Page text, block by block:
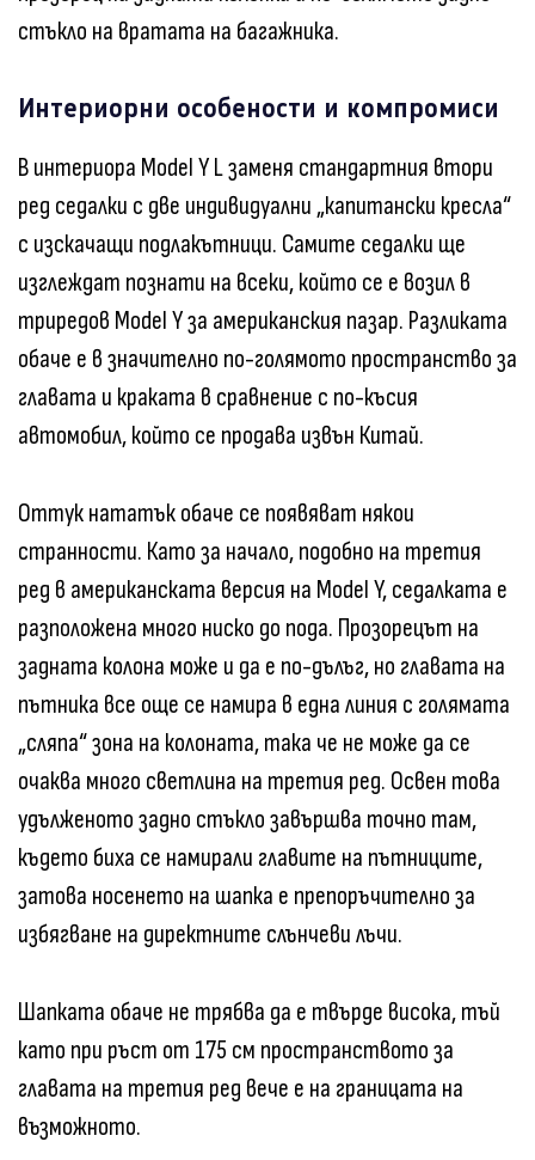
стъкло на вратата на багажника.
Интериорни особености и компромиси
В интериора Model Y L заменя стандартния втори
ред седалки с две индивидуални „капитански кресла“
с изскачащи подлакътници. Самите седалки ще
изглеждат познати на всеки, който се е возил в
триредов Model Y за американския пазар. Разликата
обаче е в значително по-голямото пространство за
главата и краката в сравнение с по-късия
автомобил, който се продава извън Китай.
Оттук нататък обаче се появяват някои
странности. Като за начало, подобно на третия
ред в американската версия на Model Y, седалката е
разположена много ниско до пода. Прозорецът на
задната колона може и да е по-дълъг, но главата на
пътника все още се намира в една линия с голямата
„сляпа“ зона на колоната, така че не може да се
очаква много светлина на третия ред. Освен това
удълженото задно стъкло завършва точно там,
където биха се намирали главите на пътниците,
затова носенето на шапка е препоръчително за
избягване на директните слънчеви лъчи.
Шапката обаче не трябва да е твърде висока, тъй
като при ръст от 175 см пространството за
главата на третия ред вече е на границата на
възможното.